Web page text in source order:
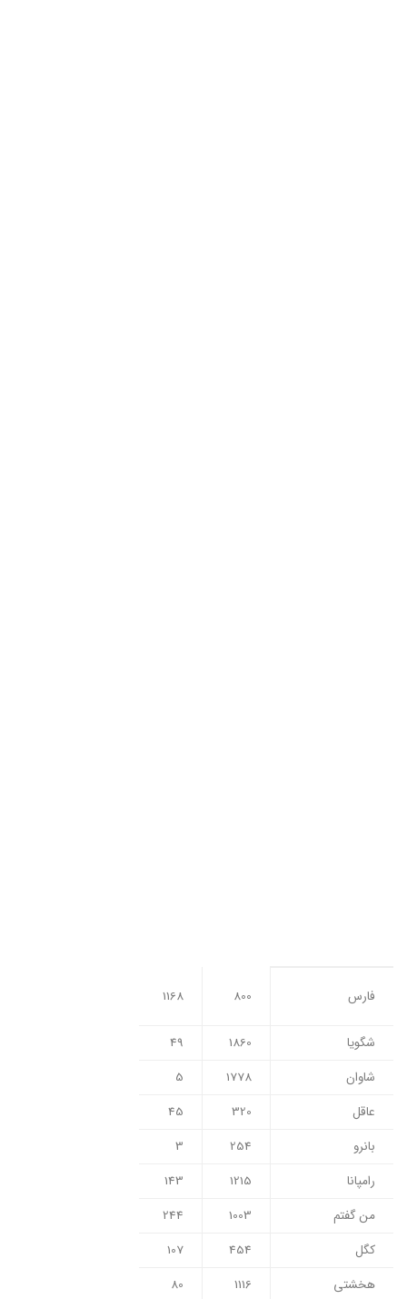
فارس 800
1168
شگویا 1860
49
شاوان
1778
5
عاقل
320
45
بانرو
254
3
رامپانا
1215
143
من گفتم
1003
244
کگل
454
107
هخشتی
1116
80